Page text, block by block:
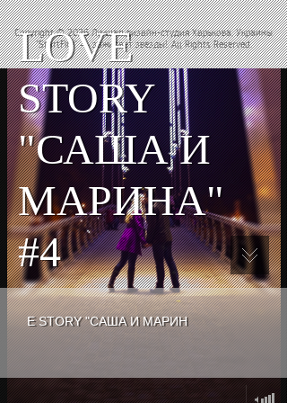
Copyright © 2026 Лучшая дизайн-студия Харькова, Украины
"StartFire" — зажигает звёзды!. All Rights Reserved.
LOVE
STORY
"САША И
МАРИНА"
#4
E STORY "САША И МАРИН